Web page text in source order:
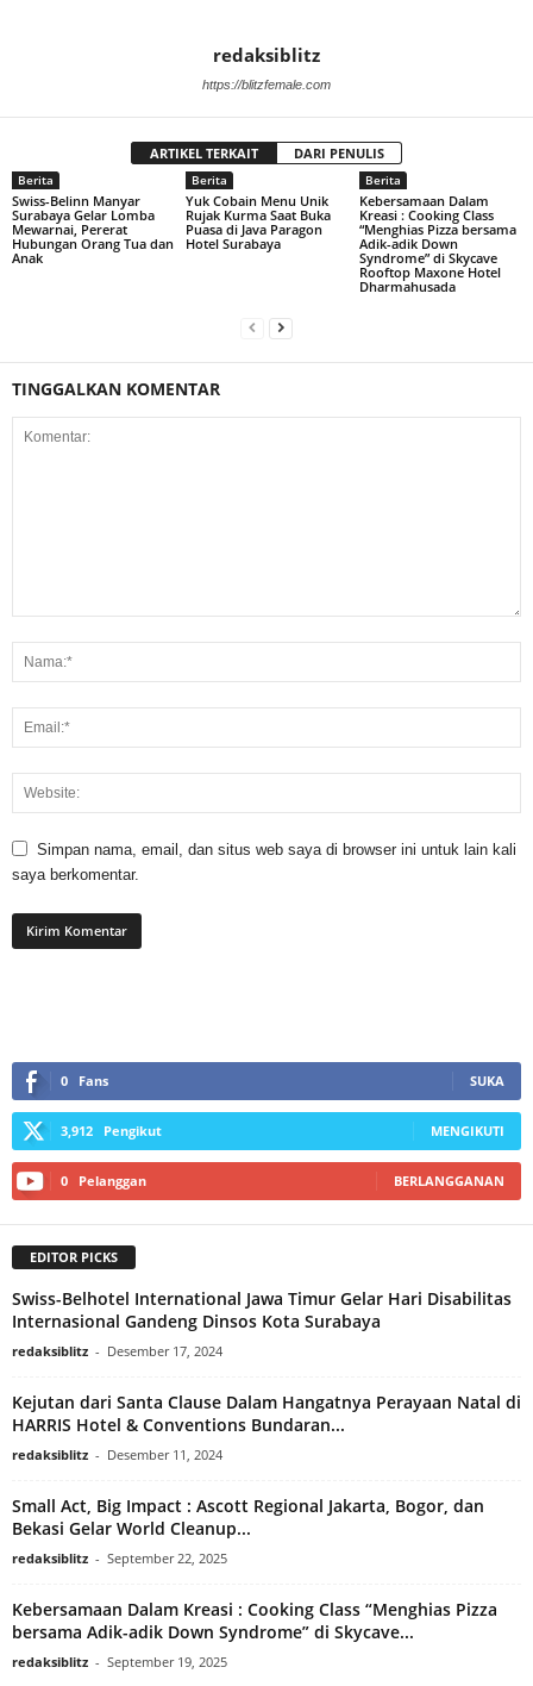
redaksiblitz
https://blitzfemale.com
ARTIKEL TERKAIT DARI PENULIS
Berita
Swiss-Belinn Manyar
Surabaya Gelar Lomba
Mewarnai, Pererat
Hubungan Orang Tua dan
Anak
Berita
Yuk Cobain Menu Unik
Rujak Kurma Saat Buka
Puasa di Java Paragon
Hotel Surabaya
Berita
Kebersamaan Dalam
Kreasi : Cooking Class
“Menghias Pizza bersama
Adik-adik Down
Syndrome” di Skycave
Rooftop Maxone Hotel
Dharmahusada
TINGGALKAN KOMENTAR
Simpan nama, email, dan situs web saya di browser ini untuk lain kali
saya berkomentar.
0 Fans SUKA
3,912 Pengikut MENGIKUTI
0 Pelanggan BERLANGGANAN
EDITOR PICKS
Swiss-Belhotel International Jawa Timur Gelar Hari Disabilitas
Internasional Gandeng Dinsos Kota Surabaya
redaksiblitz - Desember 17, 2024
Kejutan dari Santa Clause Dalam Hangatnya Perayaan Natal di
HARRIS Hotel & Conventions Bundaran...
redaksiblitz - Desember 11, 2024
Small Act, Big Impact : Ascott Regional Jakarta, Bogor, dan
Bekasi Gelar World Cleanup...
redaksiblitz - September 22, 2025
Kebersamaan Dalam Kreasi : Cooking Class “Menghias Pizza
bersama Adik-adik Down Syndrome” di Skycave...
redaksiblitz - September 19, 2025